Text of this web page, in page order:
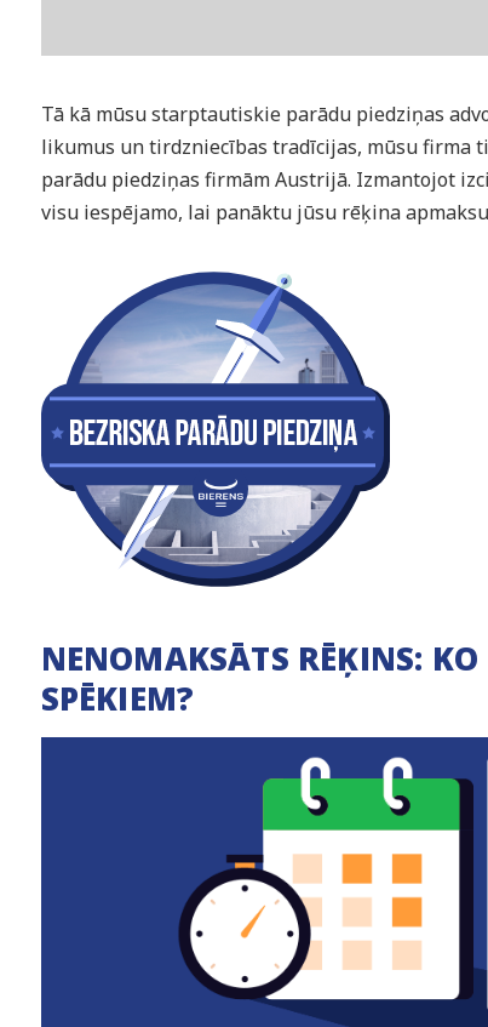
Tā kā mūsu starptautiskie parādu piedziņas
likumus un tirdzniecības tradīcijas, mūsu firma
parādu piedziņas firmām Austrijā. Izmantojot
visu iespējamo, lai panāktu jūsu rēķina
NENOMAKSĀTS RĒĶINS:
SPĒKIEM?